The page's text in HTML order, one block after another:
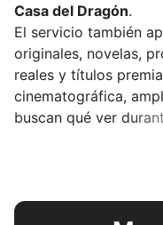
Casa del Dragón.
El servicio también
originales, novelas,
reales y títulos
cinematográfica,
buscan qué ver